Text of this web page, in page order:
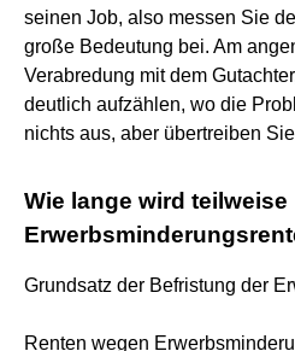
seinen Job, also messen Sie
große Bedeutung bei. Am
Verabredung mit dem
deutlich aufzählen, wo die
nichts aus, aber übertreiben
Wie lange wird teilweise
Grundsatz der Befristung der
Renten wegen